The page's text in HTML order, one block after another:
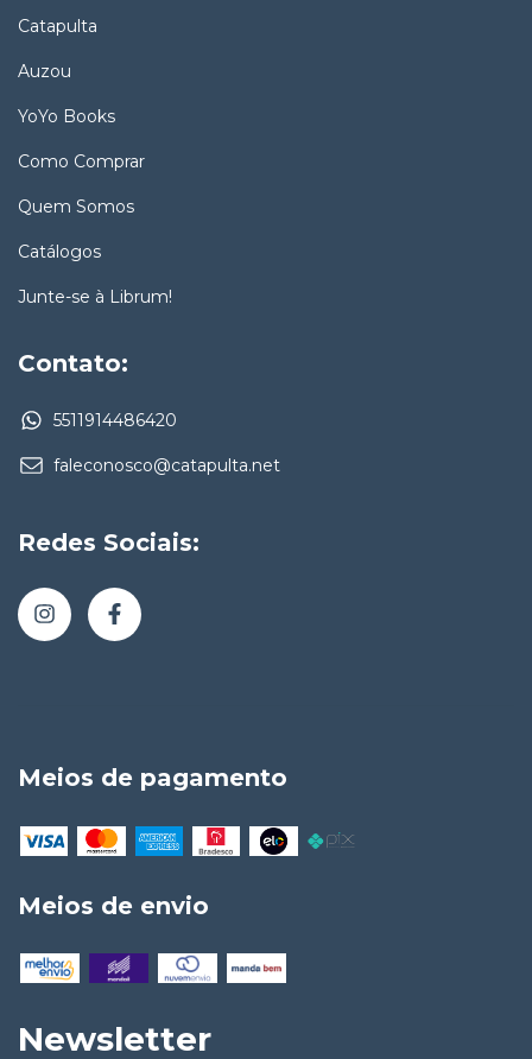
Catapulta
Auzou
YoYo Books
Como Comprar
Quem Somos
Catálogos
Junte-se à Librum!
Contato:
5511914486420
faleconosco@catapulta.net
Redes Sociais:
Meios de pagamento
Meios de envio
Newsletter